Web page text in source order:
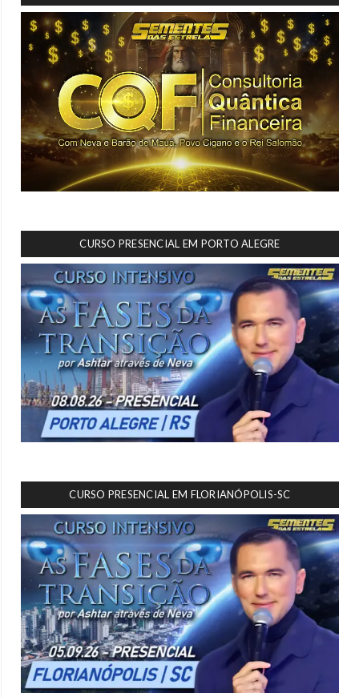
CURSO PRESENCIAL EM PORTO ALEGRE
CURSO PRESENCIAL EM FLORIANÓPOLIS-SC